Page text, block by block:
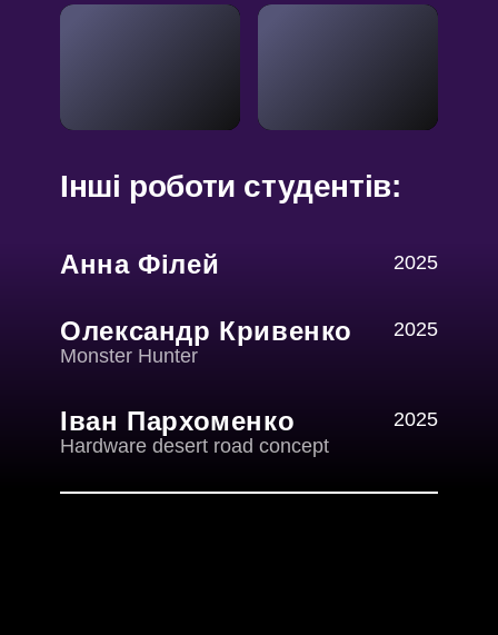
Інші роботи студентів:
Анна Філей 2025
Олександр Кривенко
2025
Monster Hunter
Іван Пархоменко
2025
Hardware desert road concept